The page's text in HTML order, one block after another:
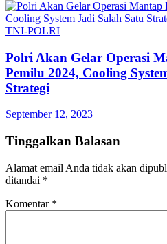
TNI-POLRI
Polri Akan Gelar Operasi
Pemilu 2024, Cooling
Strategi
September 12, 2023
Tinggalkan Balasan
Alamat email Anda tidak akan
ditandai *
Komentar *